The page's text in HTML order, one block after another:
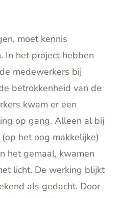
moet kennis
In het project hebben
medewerkers bij
betrokkenheid van de
kwam er een
op gang. Alleen al bij
het oog makkelijke)
het gemaal, kwamen
licht. De werking blijkt
als gedacht. Door